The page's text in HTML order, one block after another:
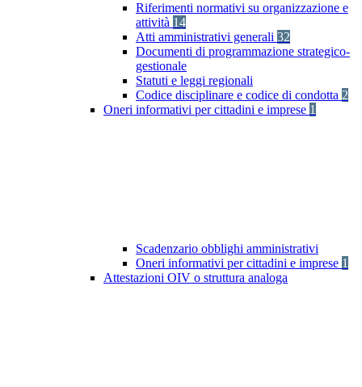
Riferimenti normativi su organizzazione e
attività 14
Atti amministrativi generali 32
Documenti di programmazione strategico-
gestionale
Statuti e leggi regionali
Codice disciplinare e codice di condotta 2
Oneri informativi per cittadini e imprese 1
Scadenzario obblighi amministrativi
Oneri informativi per cittadini e imprese 1
Attestazioni OIV o struttura analoga